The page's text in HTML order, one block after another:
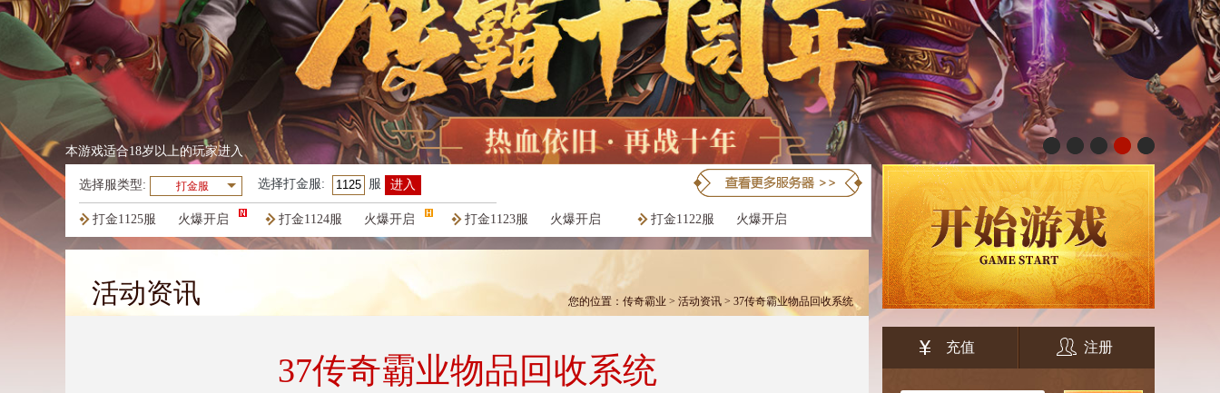
本游戏适合18岁以上的玩家进入
充值 注册
选择服类型: 打金服 选择打金服: 服 进入
火爆开启
打金1125服 火爆开启
打金1124服 火爆开启
打金1123服 火爆开启
打金1122服
火爆开启
打金1121服
活动资讯 您的位置： 传奇霸业 > 活动资讯 > 37传奇霸业物品回收系统
37传奇霸业物品回收系统